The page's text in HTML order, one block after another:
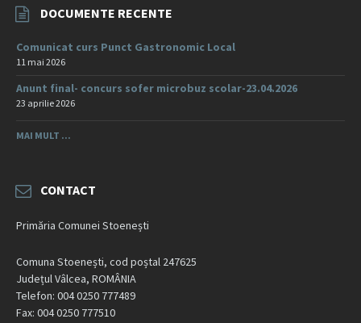
DOCUMENTE RECENTE
Comunicat curs Punct Gastronomic Local
11 mai 2026
Anunt final- concurs sofer microbuz scolar-23.04.2026
23 aprilie 2026
MAI MULT ...
CONTACT
Primăria Comunei Stoenești
Comuna Stoenești, cod poștal 247625
Județul Vâlcea, ROMÂNIA
Telefon: 004 0250 777489
Fax: 004 0250 777510